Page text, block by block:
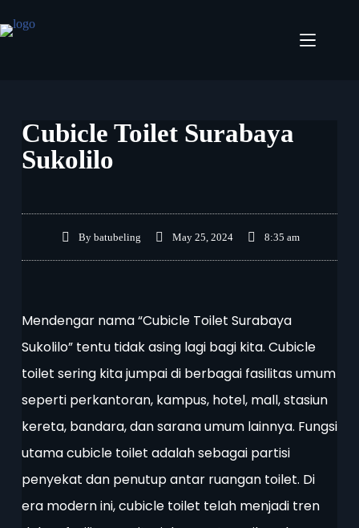
Cubicle Toilet Surabaya
Sukolilo
Bybatubeling May 25, 2024 8:35 am
Mendengar nama “Cubicle Toilet Surabaya
Sukolilo” tentu tidak asing lagi bagi kita. Cubicle
toilet sering kita jumpai di berbagai fasilitas umum
seperti perkantoran, kampus, hotel, mall, stasiun
kereta, bandara, dan sarana umum lainnya. Fungsi
utama cubicle toilet adalah sebagai partisi
penyekat dan penutup antar ruangan toilet. Di
era modern ini, cubicle toilet telah menjadi tren